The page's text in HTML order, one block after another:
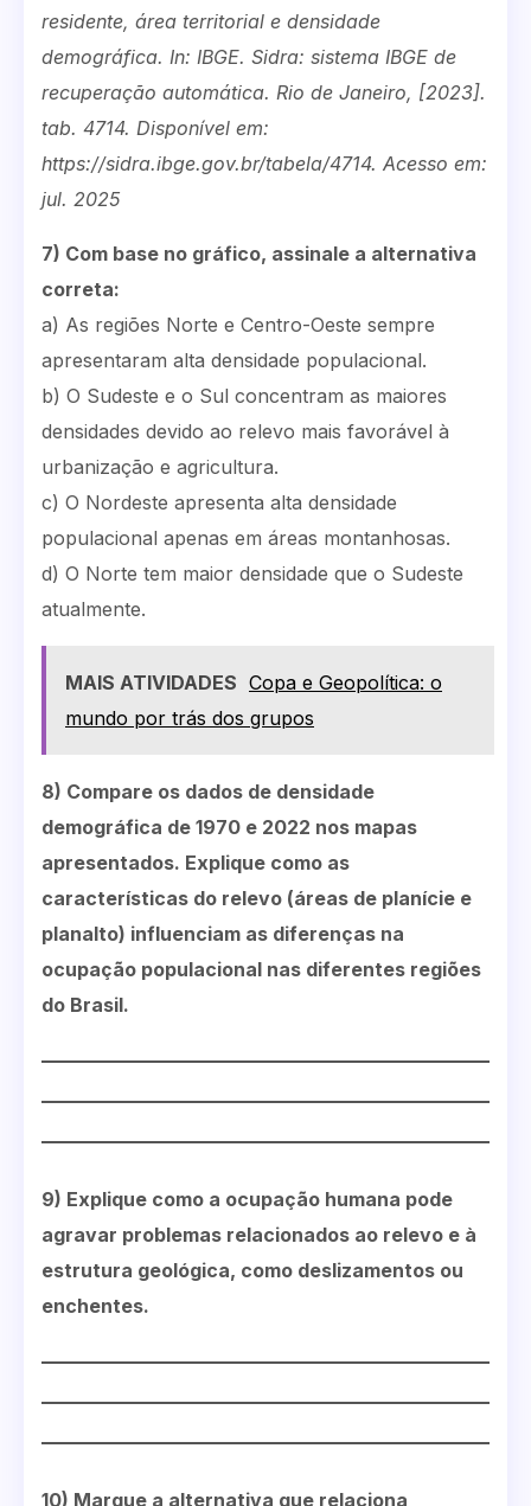
residente, área territorial e densidade
demográfica. In: IBGE. Sidra: sistema IBGE de
recuperação automática. Rio de Janeiro, [2023].
tab. 4714. Disponível em:
https://sidra.ibge.gov.br/tabela/4714. Acesso em:
jul. 2025
7) Com base no gráfico, assinale a alternativa
correta:
a) As regiões Norte e Centro-Oeste sempre
apresentaram alta densidade populacional.
b) O Sudeste e o Sul concentram as maiores
densidades devido ao relevo mais favorável à
urbanização e agricultura.
c) O Nordeste apresenta alta densidade
populacional apenas em áreas montanhosas.
d) O Norte tem maior densidade que o Sudeste
atualmente.
MAIS ATIVIDADES Copa e Geopolítica: o
mundo por trás dos grupos
8) Compare os dados de densidade
demográfica de 1970 e 2022 nos mapas
apresentados. Explique como as
características do relevo (áreas de planície e
planalto) influenciam as diferenças na
ocupação populacional nas diferentes regiões
do Brasil.
9) Explique como a ocupação humana pode
agravar problemas relacionados ao relevo e à
estrutura geológica, como deslizamentos ou
enchentes.
10) Marque a alternativa que relaciona